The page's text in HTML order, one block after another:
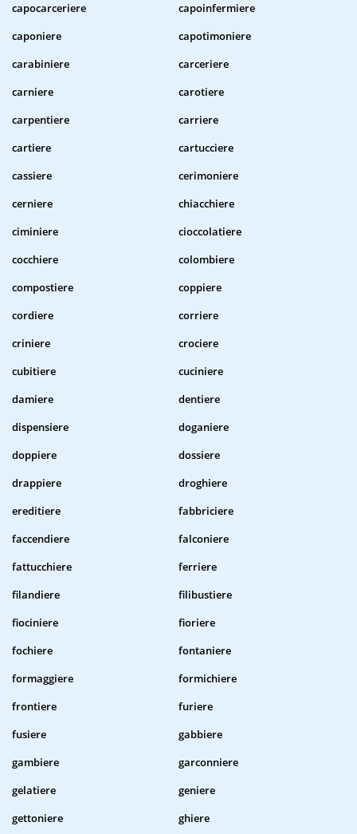
capocarceriere
capoinfermiere
caponiere
capotimoniere
carabiniere
carceriere
carniere
carotiere
carpentiere
carriere
cartiere
cartucciere
cassiere
cerimoniere
cerniere
chiacchiere
ciminiere
cioccolatiere
cocchiere
colombiere
compostiere
coppiere
cordiere
corriere
criniere
crociere
cubitiere
cuciniere
damiere
dentiere
dispensiere
doganiere
doppiere
dossiere
drappiere
droghiere
ereditiere
fabbriciere
faccendiere
falconiere
fattucchiere
ferriere
filandiere
filibustiere
fiociniere
fioriere
fochiere
fontaniere
formaggiere
formichiere
frontiere
furiere
fusiere
gabbiere
gambiere
garconniere
gelatiere
geniere
gettoniere
ghiere